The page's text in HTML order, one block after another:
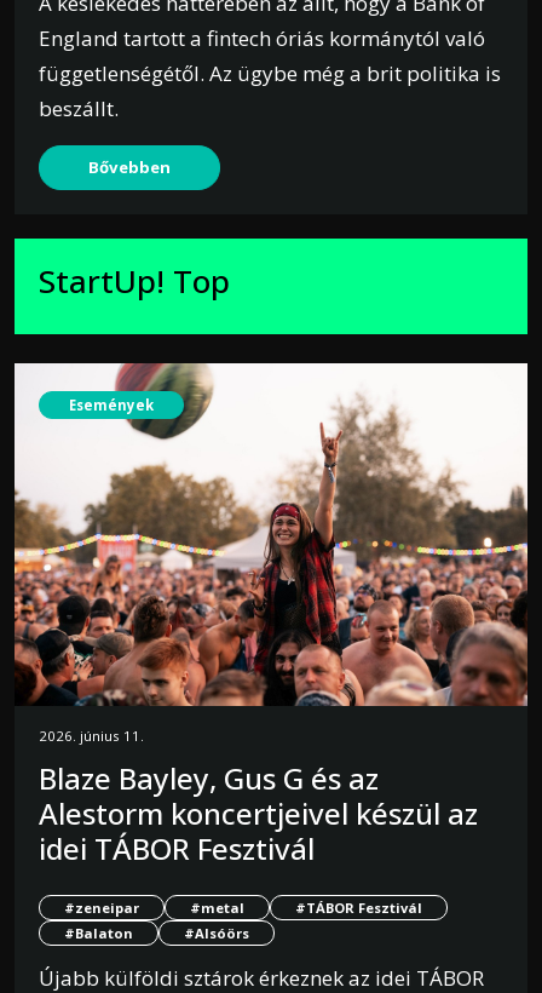
England tartott a fintech óriás kormánytól való
függetlenségétől. Az ügybe még a brit politika is
beszállt.
Bővebben
StartUp! Top
Események
2026. június 11.
Blaze Bayley, Gus G és az
Alestorm koncertjeivel készül az
idei TÁBOR Fesztivál
#zeneipar #metal
#TÁBOR Fesztivál
#Balaton
#Alsóörs
Újabb külföldi sztárok érkeznek az idei TÁBOR